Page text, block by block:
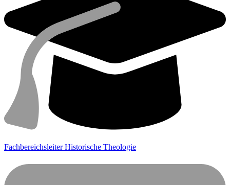
Fachbereichsleiter Historische Theologie